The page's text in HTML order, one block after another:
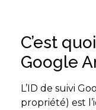
C’est
Google
L’ID de suivi
propriété) est